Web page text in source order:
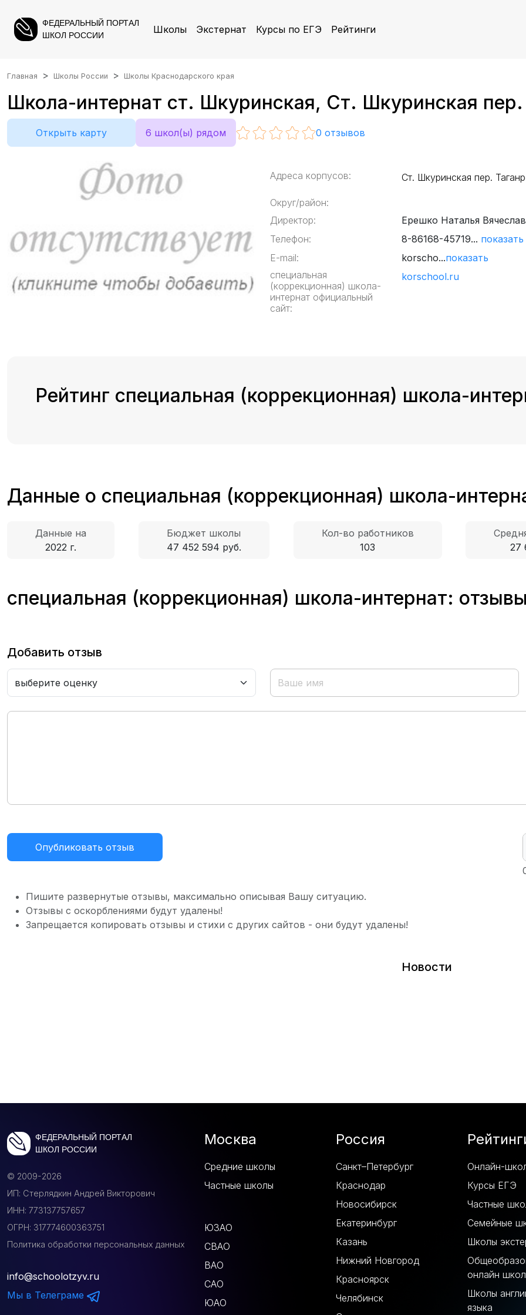
ФЕДЕРАЛЬНЫЙ ПОРТАЛ
ШКОЛ РОССИИ
Школы Экстернат Курсы по ЕГЭ Рейтинги
Главная Школы России Школы Краснодарского края
Школа-интернат ст. Шкуринская, Ст. Шкуринская пер.
Открыть карту 6 школ(ы) рядом 0 отзывов
Адреса корпусов: Ст. Шкуринская пер.
Округ/район:
Директор:
Ерешко Наталья
Телефон:
8-86168-45719... показать
E-mail:
korscho...показать
специальная
(коррекционная) школа-
интернат официальный
сайт:
korschool.ru
Рейтинг специальная (коррекционная) школа-
Данные о специальная (коррекционная) школа-
Данные на
2022 г.
Бюджет школы
47 452 594 руб.
Кол-во работников
103
27
специальная (коррекционная) школа-интернат:
Добавить отзыв
Опубликовать отзыв
Пишите развернутые отзывы, максимально описывая Вашу ситуацию.
Отзывы с оскорблениями будут удалены!
Запрещается копировать отзывы и стихи с других сайтов - они будут удалены!
Новости
ФЕДЕРАЛЬНЫЙ ПОРТАЛ
ШКОЛ РОССИИ
© 2009-2026
ИП: Стерлядкин Андрей Викторович
ИНН: 773137757657
ОГРН: 317774600363751
Политика обработки персональных данных
info@schoolotzyv.ru
Мы в Телеграме
Москва
Средние школы
Частные школы
ЮЗАО
СВАО
ВАО
САО
ЮАО
Россия
Санкт–Петербург
Краснодар
Новосибирск
Екатеринбург
Казань
Нижний Новгород
Красноярск
Челябинск
Онлайн-
Курсы ЕГЭ
Частные
Семейные
Школы
онлайн
Школы
языка